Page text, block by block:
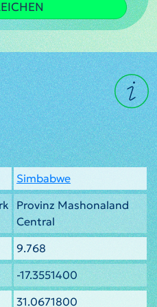
Simbabwe
Provinz Mashonaland
Central
9.768
-17.3551400
31.0671800